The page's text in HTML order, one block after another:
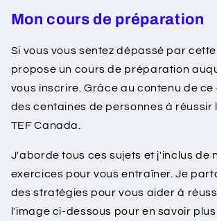
Mon cours de préparation
Si vous vous sentez dépassé par
propose un cours de préparation
vous inscrire. Grâce au contenu de
des centaines de personnes à réussir
TEF Canada.
J'aborde tous ces sujets et j'inclus de
exercices pour vous entraîner. Je
des stratégies pour vous aider à
l'image ci-dessous pour en savoir plus